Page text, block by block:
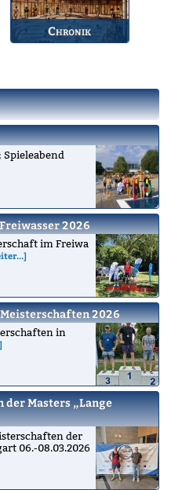
Spieleabend
2026
im Freiwa
2026
in
Masters „Lange
der
06.-08.03.2026
Chronik